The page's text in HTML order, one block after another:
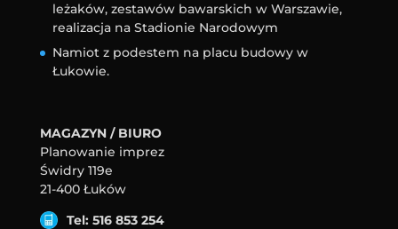
leżaków, zestawów bawarskich w Warszawie,
realizacja na Stadionie Narodowym
Namiot z podestem na placu budowy w
Łukowie.
MAGAZYN / BIURO
Planowanie imprez
Świdry 119e
21-400 Łuków
Tel: 516 853 254